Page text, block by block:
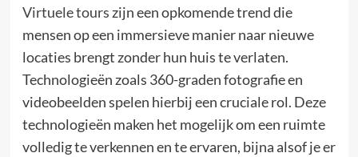
Virtuele tours zijn een opkomende trend die
mensen op een immersieve manier naar nieuwe
locaties brengt zonder hun huis te verlaten.
Technologieën zoals 360-graden fotografie en
videobeelden spelen hierbij een cruciale rol. Deze
technologieën maken het mogelijk om een ruimte
volledig te verkennen en te ervaren, bijna alsof je er